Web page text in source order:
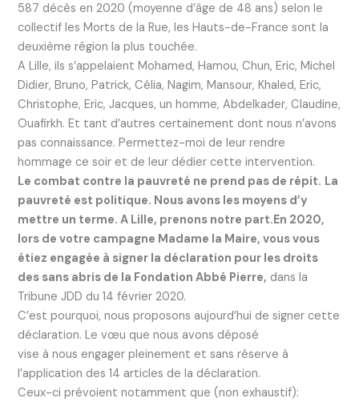
587 décès en 2020 (moyenne d’âge de 48 ans) selon le
collectif les Morts de la Rue, les Hauts-de-France sont la
deuxième région la plus touchée.
A Lille, ils s’appelaient Mohamed, Hamou, Chun, Eric, Michel
Didier, Bruno, Patrick, Célia, Nagim, Mansour, Khaled, Eric,
Christophe, Eric, Jacques, un homme, Abdelkader, Claudine,
Ouafirkh. Et tant d’autres certainement dont nous n’avons
pas connaissance. Permettez-moi de leur rendre
hommage ce soir et de leur dédier cette intervention.
Le combat contre la pauvreté ne prend pas de répit. La
pauvreté est politique. Nous avons les moyens d’y
mettre un terme. A Lille, prenons notre part.En 2020,
lors de votre campagne Madame la Maire, vous vous
étiez engagée à signer la déclaration pour les droits
des sans abris de la Fondation Abbé Pierre, dans la
Tribune JDD du 14 février 2020.
C’est pourquoi, nous proposons aujourd’hui de signer cette
déclaration. Le vœu que nous avons déposé
vise à nous engager pleinement et sans réserve à
l’application des 14 articles de la déclaration.
Ceux-ci prévoient notamment que (non exhaustif):